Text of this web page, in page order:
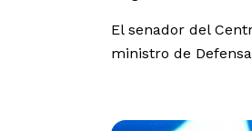
El senador del
ministro de